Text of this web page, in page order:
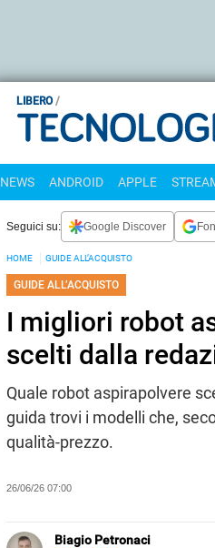
LIBERO
NEWS ANDROID APPLE
Seguici su: Google Discover
HOME GUIDE ALL’ACQUISTO
GUIDE ALL’ACQUISTO
I migliori robot
scelti dalla
Quale robot aspirapolvere
guida trovi i modelli che,
qualità-prezzo.
26/06/26 07:00
Biagio Petronaci